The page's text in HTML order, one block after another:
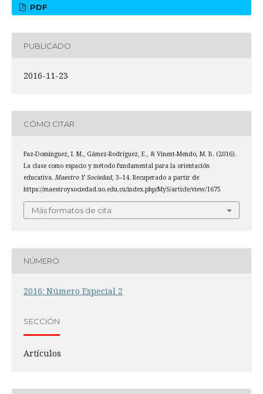
PDF
PUBLICADO
2016-11-23
CÓMO CITAR
Paz-Domínguez, I. M., Gámez-Rodríguez, E., & Vinent-Mendo, M. B. (2016).
La clase como espacio y método fundamental para la orientación
educativa. Maestro Y Sociedad, 3–14. Recuperado a partir de
https://maestroysociedad.uo.edu.cu/index.php/MyS/article/view/1675
Más formatos de cita
NÚMERO
2016: Número Especial 2
SECCIÓN
Artículos